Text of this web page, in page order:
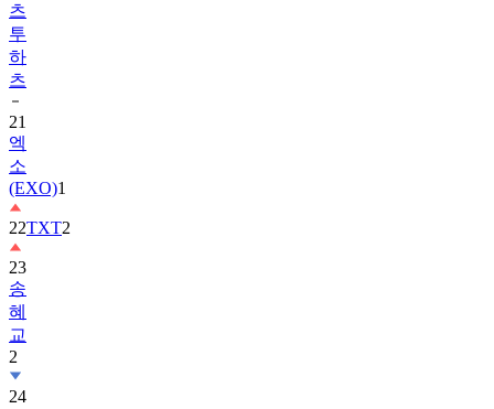
츠
투
하
츠
21
엑
소
(EXO)1
22TXT2
23
송
혜
교
2
24